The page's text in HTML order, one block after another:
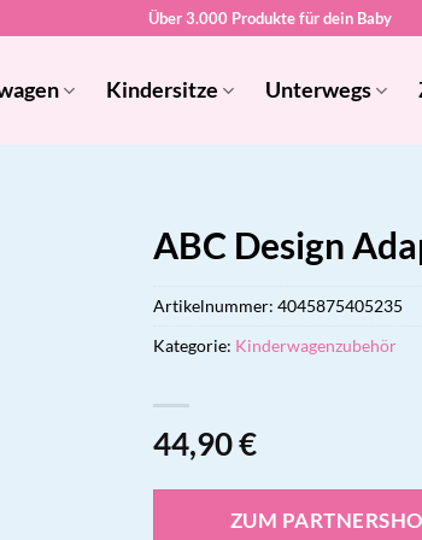
Über 3.000 Produkte für dein Baby
Kindersitze Unterwegs
ABC Design
44,90€
ZUM
Artikelnummer: 4045875405235
Kategorie: Kinderwagenzubehör